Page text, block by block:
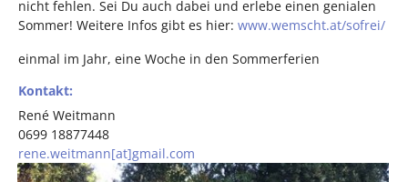
nicht fehlen. Sei Du auch dabei und erlebe einen genialen
Sommer! Weitere Infos gibt es hier: www.wemscht.at/sofrei/
einmal im Jahr, eine Woche in den Sommerferien
Kontakt:
René Weitmann
0699 18877448
rene.weitmann[at]gmail.com